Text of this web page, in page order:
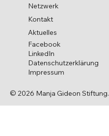
Facebook
LinkedIn
Datenschutzerklärung
Impressum
Netzwerk
Kontakt
Aktuelles
© 2026 Manja Gideon Stiftung.